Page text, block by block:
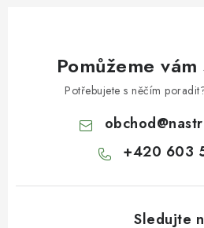
Pomůžeme
Potřebujete s něčím
obchod@
+420 603